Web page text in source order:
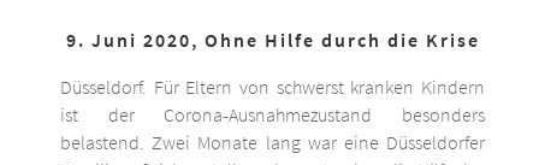
9. Juni 2020, Ohne Hilfe durch die Krise
Düsseldorf. Für Eltern von schwerst kranken Kindern
ist der Corona-Ausnahmezustand besonders
belastend. Zwei Monate lang war eine Düsseldorfer